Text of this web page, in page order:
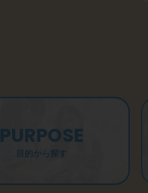
PURPOSE
目的から探す